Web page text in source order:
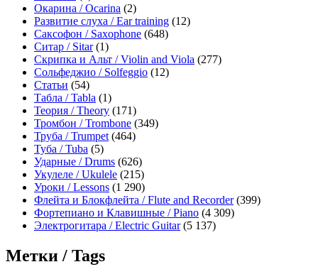
Окарина / Ocarina (2)
Развитие слуха / Ear training (12)
Саксофон / Saxophone (648)
Ситар / Sitar(1)
Скрипка и Альт / Violin and Viola (277)
Сольфеджио / Solfeggio (12)
Статьи (54)
Табла / Tabla (1)
Теория / Theory (171)
Тромбон / Trombone (349)
Труба / Trumpet (464)
Туба / Tuba (5)
Ударные / Drums (626)
Укулеле / Ukulele (215)
Уроки / Lessons (1 290)
Флейта и Блокфлейта / Flute and Recorder(399)
Фортепиано и Клавишные / Piano (4 309)
Электрогитара / Electric Guitar(5 137)
Метки / Tags